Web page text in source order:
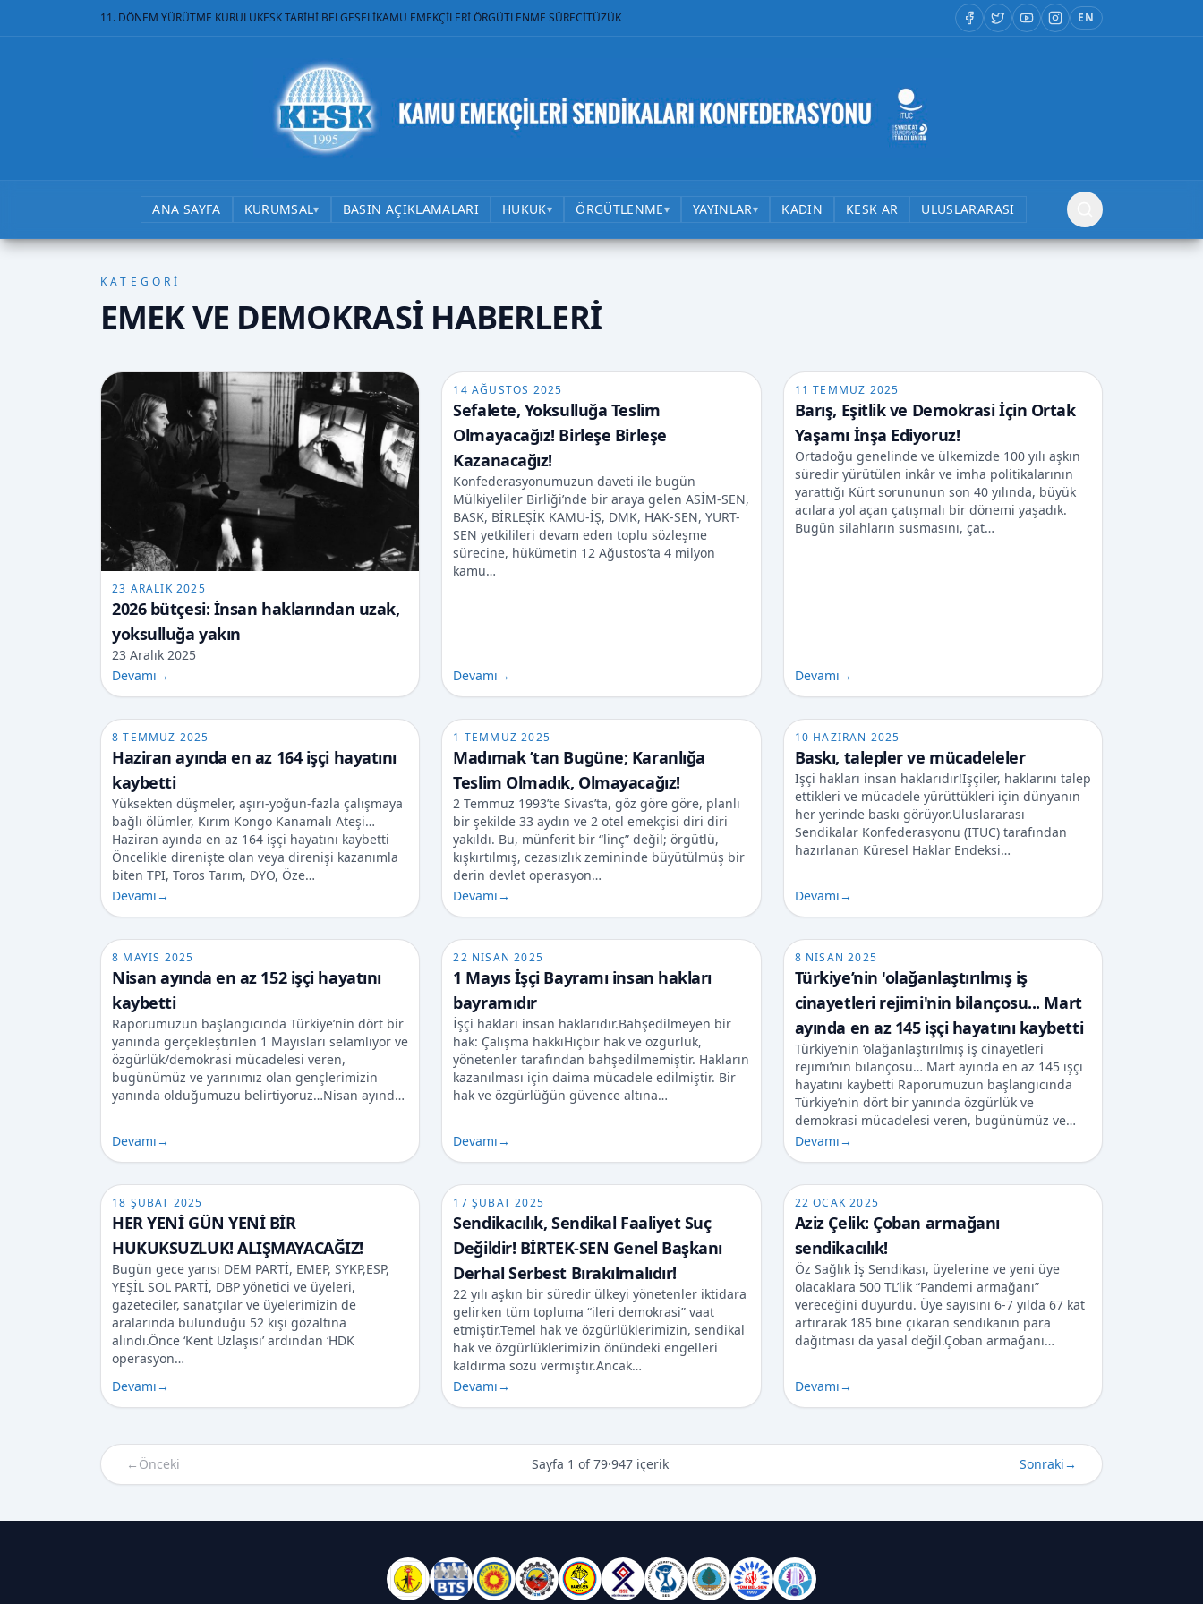
11. DÖNEM YÜRÜTME KURULUKESK TARİHİ BELGESELİKAMU EMEKÇİLERİ ÖRGÜTLENME SÜRECİTÜZÜK EN
ANA SAYFA KURUMSAL▾ BASIN AÇIKLAMALARI HUKUK▾ ÖRGÜTLENME▾ YAYINLAR▾ KADIN KESK AR ULUSLARARASI
KATEGORİ
EMEK VE DEMOKRASİ HABERLERİ
23 ARALIK 2025
2026 bütçesi: İnsan haklarından uzak,
yoksulluğa yakın
23 Aralık 2025
Devamı→
14 AĞUSTOS 2025
Sefalete, Yoksulluğa Teslim
Olmayacağız! Birleşe Birleşe
Kazanacağız!
Konfederasyonumuzun daveti ile bugün
Mülkiyeliler Birliği’nde bir araya gelen ASİM-SEN,
BASK, BİRLEŞİK KAMU-İŞ, DMK, HAK-SEN, YURT-
SEN yetkilileri devam eden toplu sözleşme
sürecine, hükümetin 12 Ağustos’ta 4 milyon
kamu…
Devamı→
11 TEMMUZ 2025
Barış, Eşitlik ve Demokrasi İçin Ortak
Yaşamı İnşa Ediyoruz!
Ortadoğu genelinde ve ülkemizde 100 yılı aşkın
süredir yürütülen inkâr ve imha politikalarının
yarattığı Kürt sorununun son 40 yılında, büyük
acılara yol açan çatışmalı bir dönemi yaşadık.
Bugün silahların susmasını, çat…
Devamı→
8 TEMMUZ 2025
Haziran ayında en az 164 işçi hayatını
kaybetti
Yüksekten düşmeler, aşırı-yoğun-fazla çalışmaya
bağlı ölümler, Kırım Kongo Kanamalı Ateşi…
Haziran ayında en az 164 işçi hayatını kaybetti
Öncelikle direnişte olan veya direnişi kazanımla
biten TPI, Toros Tarım, DYO, Öze…
Devamı→
1 TEMMUZ 2025
Madımak ’tan Bugüne; Karanlığa
Teslim Olmadık, Olmayacağız!
2 Temmuz 1993’te Sivas’ta, göz göre göre, planlı
bir şekilde 33 aydın ve 2 otel emekçisi diri diri
yakıldı. Bu, münferit bir “linç” değil; örgütlü,
kışkırtılmış, cezasızlık zemininde büyütülmüş bir
derin devlet operasyon…
Devamı→
10 HAZIRAN 2025
Baskı, talepler ve mücadeleler
İşçi hakları insan haklarıdır!İşçiler, haklarını talep
ettikleri ve mücadele yürüttükleri için dünyanın
her yerinde baskı görüyor.Uluslararası
Sendikalar Konfederasyonu (ITUC) tarafından
hazırlanan Küresel Haklar Endeksi…
Devamı→
8 MAYIS 2025
Nisan ayında en az 152 işçi hayatını
kaybetti
Raporumuzun başlangıcında Türkiye’nin dört bir
yanında gerçekleştirilen 1 Mayısları selamlıyor ve
özgürlük/demokrasi mücadelesi veren,
bugünümüz ve yarınımız olan gençlerimizin
yanında olduğumuzu belirtiyoruz…Nisan ayınd…
Devamı→
22 NISAN 2025
1 Mayıs İşçi Bayramı insan hakları
bayramıdır
İşçi hakları insan haklarıdır.Bahşedilmeyen bir
hak: Çalışma hakkıHiçbir hak ve özgürlük,
yönetenler tarafından bahşedilmemiştir. Hakların
kazanılması için daima mücadele edilmiştir. Bir
hak ve özgürlüğün güvence altına…
Devamı→
8 NISAN 2025
Türkiye’nin 'olağanlaştırılmış iş
cinayetleri rejimi'nin bilançosu... Mart
ayında en az 145 işçi hayatını kaybetti
Türkiye’nin ‘olağanlaştırılmış iş cinayetleri
rejimi’nin bilançosu… Mart ayında en az 145 işçi
hayatını kaybetti Raporumuzun başlangıcında
Türkiye’nin dört bir yanında özgürlük ve
demokrasi mücadelesi veren, bugünümüz ve…
Devamı→
18 ŞUBAT 2025
HER YENİ GÜN YENİ BİR
HUKUKSUZLUK! ALIŞMAYACAĞIZ!
Bugün gece yarısı DEM PARTİ, EMEP, SYKP,ESP,
YEŞİL SOL PARTİ, DBP yönetici ve üyeleri,
gazeteciler, sanatçılar ve üyelerimizin de
aralarında bulunduğu 52 kişi gözaltına
alındı.Önce ‘Kent Uzlaşısı’ ardından ‘HDK
operasyon…
Devamı→
17 ŞUBAT 2025
Sendikacılık, Sendikal Faaliyet Suç
Değildir! BİRTEK-SEN Genel Başkanı
Derhal Serbest Bırakılmalıdır!
22 yılı aşkın bir süredir ülkeyi yönetenler iktidara
gelirken tüm topluma “ileri demokrasi” vaat
etmiştir.Temel hak ve özgürlüklerimizin, sendikal
hak ve özgürlüklerimizin önündeki engelleri
kaldırma sözü vermiştir.Ancak…
Devamı→
22 OCAK 2025
Aziz Çelik: Çoban armağanı
sendikacılık!
Öz Sağlık İş Sendikası, üyelerine ve yeni üye
olacaklara 500 TL’lik “Pandemi armağanı”
vereceğini duyurdu. Üye sayısını 6-7 yılda 67 kat
artırarak 185 bine çıkaran sendikanın para
dağıtması da yasal değil.Çoban armağanı…
Devamı→
← Önceki Sayfa 1 of 79·947 içerik Sonraki→